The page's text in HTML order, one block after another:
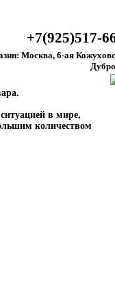
+7(925)517-
Москва, 6-ая
в мире,
количеством